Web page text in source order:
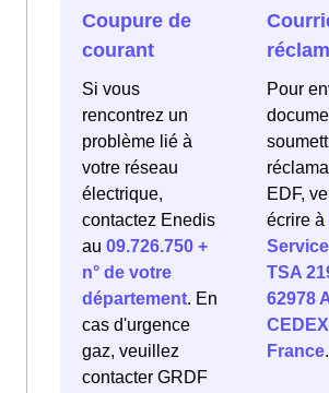
Coupure de
courant
Si vous
rencontrez un
problème lié à
votre réseau
électrique,
contactez Enedis
au 09.726.750 +
n° de votre
département. En
cas d'urgence
gaz, veuillez
contacter GRDF
Pour
EDF,
écrire à
TSA
62978
France.